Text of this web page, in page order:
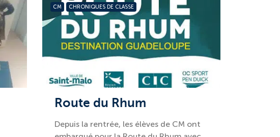
CM CHRONIQUES DE CLASSE
Route du Rhum
Depuis la rentrée, les élèves de CM ont